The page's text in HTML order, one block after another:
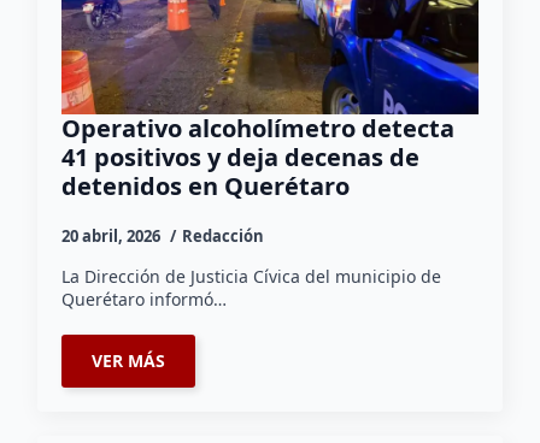
Operativo alcoholímetro detecta
41 positivos y deja decenas de
detenidos en Querétaro
20 abril, 2026 Redacción
La Dirección de Justicia Cívica del municipio de
Querétaro informó…
VER MÁS